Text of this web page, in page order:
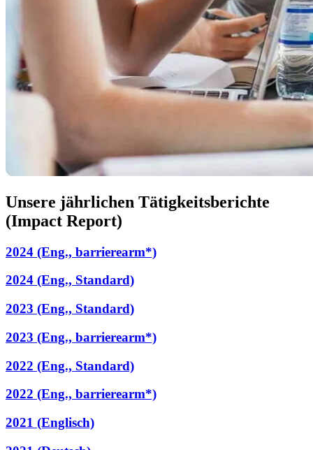
Unsere jährlichen Tätigkeitsberichte
(Impact Report)
2024 (Eng., barrierearm*)
2024 (Eng., Standard)
2023 (Eng., Standard)
2023 (Eng., barrierearm*)
2022 (Eng., Standard)
2022 (Eng., barrierearm*)
2021 (Englisch)